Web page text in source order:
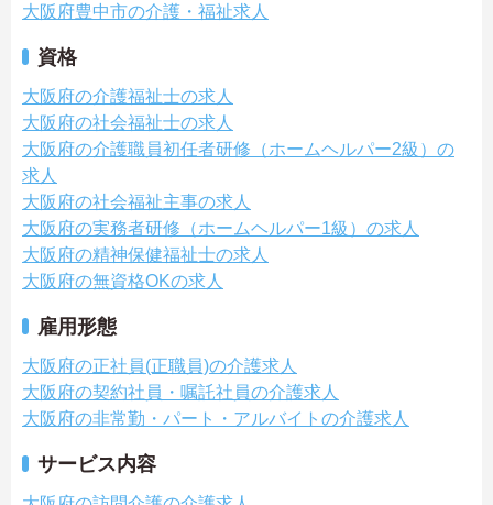
大阪府豊中市の介護・福祉求人
資格
大阪府の介護福祉士の求人
大阪府の社会福祉士の求人
大阪府の介護職員初任者研修（ホームヘルパー2級）の
求人
大阪府の社会福祉主事の求人
大阪府の実務者研修（ホームヘルパー1級）の求人
大阪府の精神保健福祉士の求人
大阪府の無資格OKの求人
雇用形態
大阪府の正社員(正職員)の介護求人
大阪府の契約社員・嘱託社員の介護求人
大阪府の非常勤・パート・アルバイトの介護求人
サービス内容